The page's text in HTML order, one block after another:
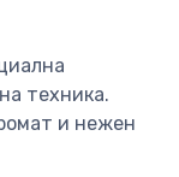
техника.
и нежен